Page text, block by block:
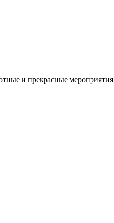
и прекрасные